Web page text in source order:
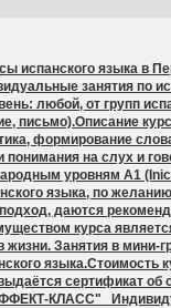
языка в
занятия по
любой, от групп
письмо).Описание
формирование
на слух и
уровням A1
языка, по
даются
курса
Занятия в
языка.Стоимость
сертификат об
КЛАСС"